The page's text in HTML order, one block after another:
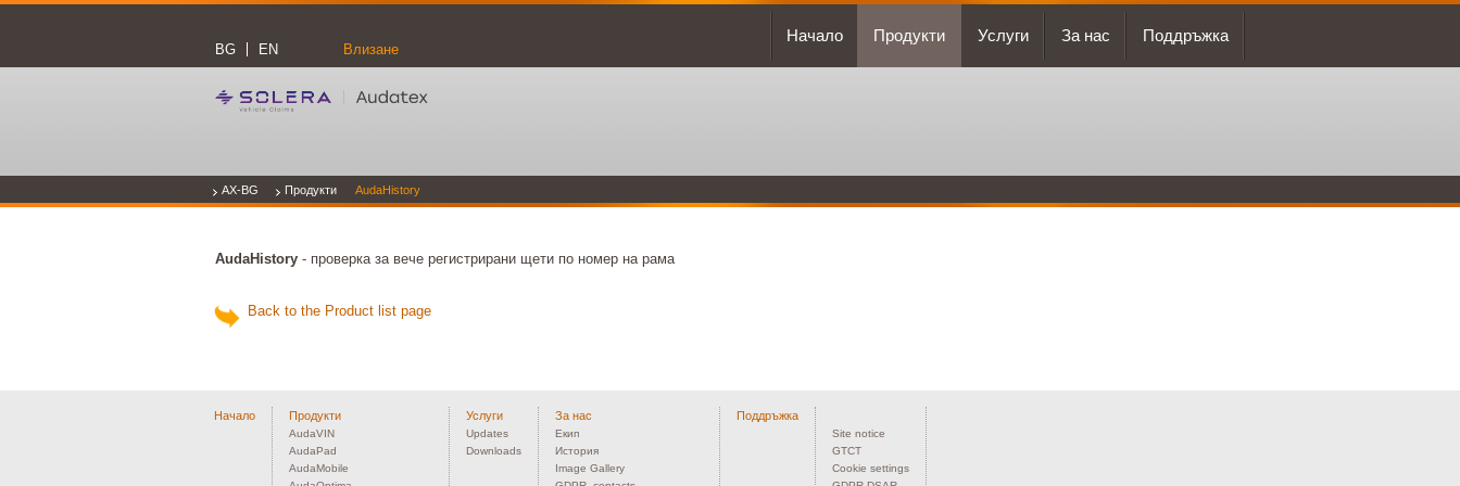
BG EN Влизане
Начало Продукти Услуги За нас Поддръжка
AX-BG Продукти AudaHistory
AudaHistory- проверка за вече регистрирани щети по номер на рама
Back to the Product list page
Начало Продукти
AudaVIN
AudaPad
AudaMobile
Услуги
Updates
Downloads
За нас
Екип
История
Image Gallery
Поддръжка
Site notice
GTCT
Cookie settings